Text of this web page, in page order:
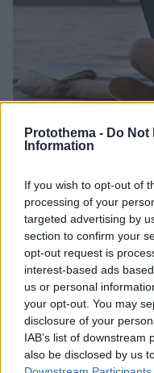
Protothema - Do Not
Information
If you wish to opt-out of
processing of your
targeted advertising by
section to confirm your
opt-out request is
interest-based ads
us or personal
your opt-out. You may
disclosure of your
IAB’s list of
also be disclosed by us
για τις τοπικές
Στην εποχή της
ψηφιακής
νομάδων έχει γίνει
επικρίνεται πλέον
21.03.2024, 07:33